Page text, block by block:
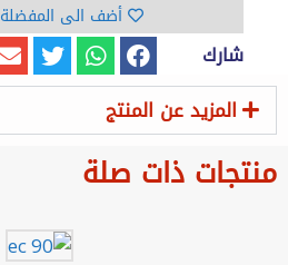
أضف الى المفضلة
شارك
المزيد عن المنتج
منتجات ذات صلة